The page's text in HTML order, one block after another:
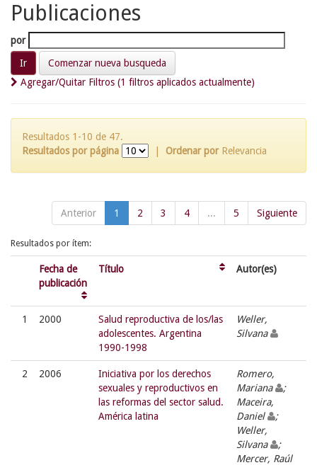
Publicaciones
por
Comenzar nueva busqueda
Agregar/Quitar Filtros (1 filtros aplicados actualmente)
Resultados 1-10 de 47.
Resultados por página
Ordenar por Relevancia
Anterior 1 2 3 4 ... 5 Siguiente
Resultados por ítem:
Fecha de
publicación
Título Autor(es)
1 2000
Salud reproductiva de los/las
adolescentes. Argentina
1990-1998
Weller,
Silvana
2 2006
Iniciativa por los derechos
sexuales y reproductivos en
las reformas del sector salud.
América latina
Romero,
Mariana
;
Maceira,
Daniel
;
Weller,
Silvana
;
Mercer, Raúl